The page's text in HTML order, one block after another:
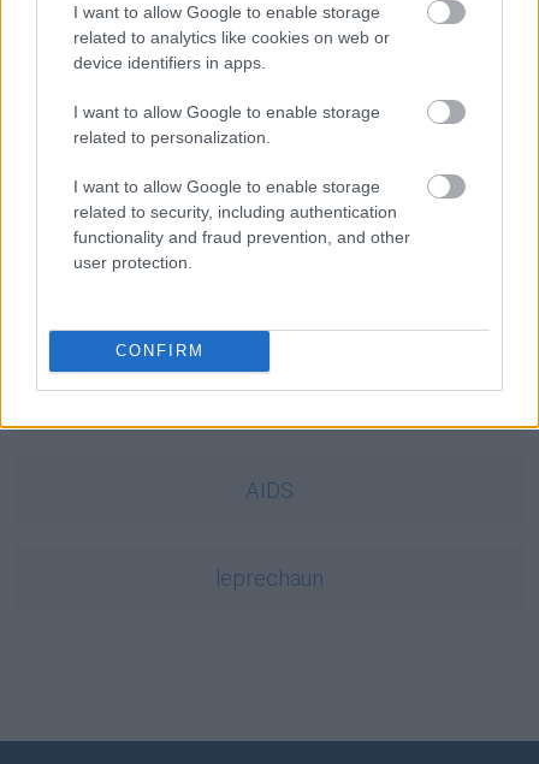
I want to allow Google to enable storage
related to analytics like cookies on web or
device identifiers in apps.
I want to allow Google to enable storage
related to personalization.
I want to allow Google to enable storage
related to security, including authentication
functionality and fraud prevention, and other
user protection.
CONFIRM
requiescat in pace
emu
Azerbejdżan
AIDS
leprechaun